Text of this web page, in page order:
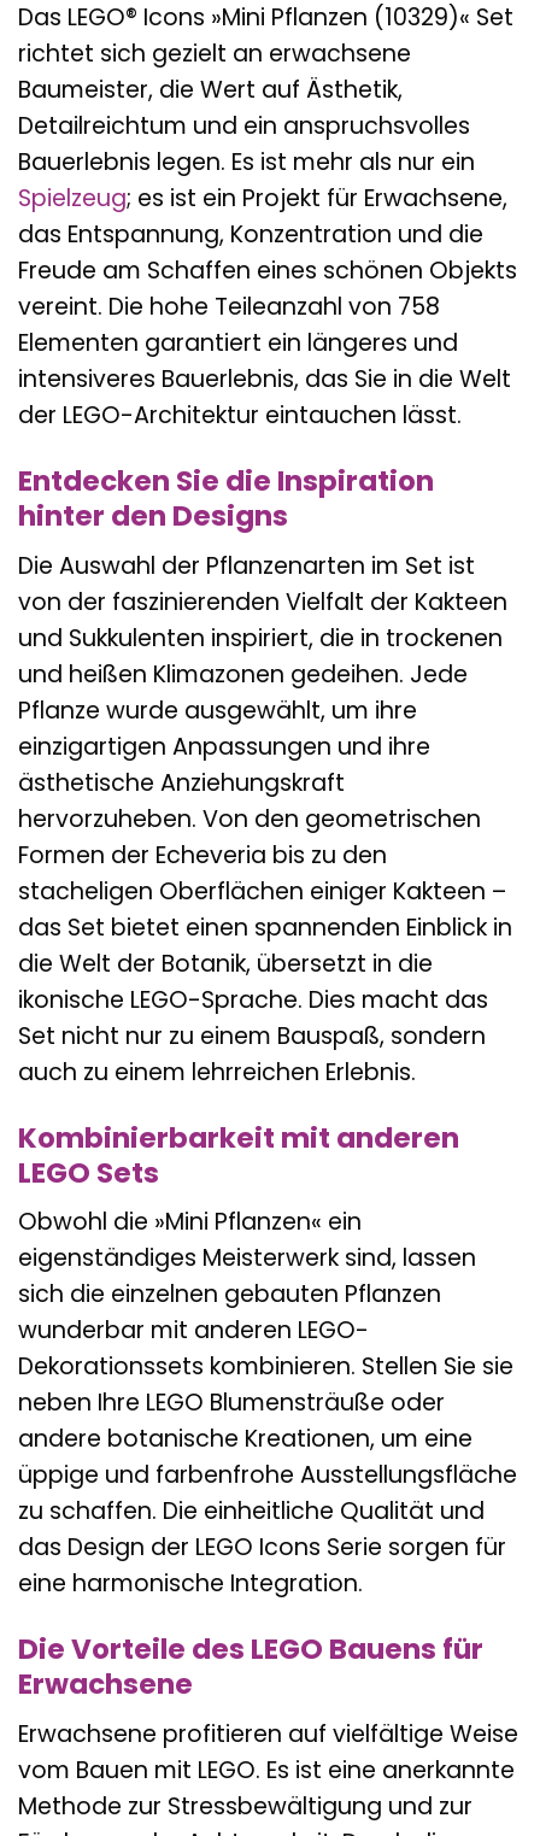
Das LEGO® Icons »Mini Pflanzen (10329)« Set
richtet sich gezielt an erwachsene
Baumeister, die Wert auf Ästhetik,
Detailreichtum und ein anspruchsvolles
Bauerlebnis legen. Es ist mehr als nur ein
Spielzeug; es ist ein Projekt für Erwachsene,
das Entspannung, Konzentration und die
Freude am Schaffen eines schönen Objekts
vereint. Die hohe Teileanzahl von 758
Elementen garantiert ein längeres und
intensiveres Bauerlebnis, das Sie in die Welt
der LEGO-Architektur eintauchen lässt.
Entdecken Sie die Inspiration
hinter den Designs
Die Auswahl der Pflanzenarten im Set ist
von der faszinierenden Vielfalt der Kakteen
und Sukkulenten inspiriert, die in trockenen
und heißen Klimazonen gedeihen. Jede
Pflanze wurde ausgewählt, um ihre
einzigartigen Anpassungen und ihre
ästhetische Anziehungskraft
hervorzuheben. Von den geometrischen
Formen der Echeveria bis zu den
stacheligen Oberflächen einiger Kakteen –
das Set bietet einen spannenden Einblick in
die Welt der Botanik, übersetzt in die
ikonische LEGO-Sprache. Dies macht das
Set nicht nur zu einem Bauspaß, sondern
auch zu einem lehrreichen Erlebnis.
Kombinierbarkeit mit anderen
LEGO Sets
Obwohl die »Mini Pflanzen« ein
eigenständiges Meisterwerk sind, lassen
sich die einzelnen gebauten Pflanzen
wunderbar mit anderen LEGO-
Dekorationssets kombinieren. Stellen Sie sie
neben Ihre LEGO Blumensträuße oder
andere botanische Kreationen, um eine
üppige und farbenfrohe Ausstellungsfläche
zu schaffen. Die einheitliche Qualität und
das Design der LEGO Icons Serie sorgen für
eine harmonische Integration.
Die Vorteile des LEGO Bauens für
Erwachsene
Erwachsene profitieren auf vielfältige Weise
vom Bauen mit LEGO. Es ist eine anerkannte
Methode zur Stressbewältigung und zur